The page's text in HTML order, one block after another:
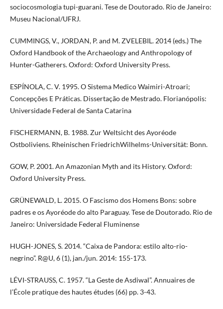
sociocosmologia tupi-guarani. Tese de Doutorado. Rio de Janeiro:
Museu Nacional/UFRJ.
CUMMINGS, V., JORDAN, P. and M. ZVELEBIL. 2014 (eds.) The
Oxford Handbook of the Archaeology and Anthropology of
Hunter-Gatherers. Oxford: Oxford University Press.
ESPÍNOLA, C. V. 1995. O Sistema Medico Waimiri-Atroari;
Concepções E Práticas. Dissertação de Mestrado. Florianópolis:
Universidade Federal de Santa Catarina
FISCHERMANN, B. 1988. Zur Weltsicht des Ayoréode
Ostboliviens. Rheinischen FriedrichWilhelms-Universität: Bonn.
GOW, P. 2001. An Amazonian Myth and its History. Oxford:
Oxford University Press.
GRÜNEWALD, L. 2015. O Fascismo dos Homens Bons: sobre
padres e os Ayoréode do alto Paraguay. Tese de Doutorado. Rio de
Janeiro: Universidade Federal Fluminense
HUGH-JONES, S. 2014. “Caixa de Pandora: estilo alto-rio-
negrino”. R@U, 6 (1), jan./jun. 2014: 155-173.
LÉVI-STRAUSS, C. 1957. “La Geste de Asdiwal”. Annuaires de
l’École pratique des hautes études (66) pp. 3-43.